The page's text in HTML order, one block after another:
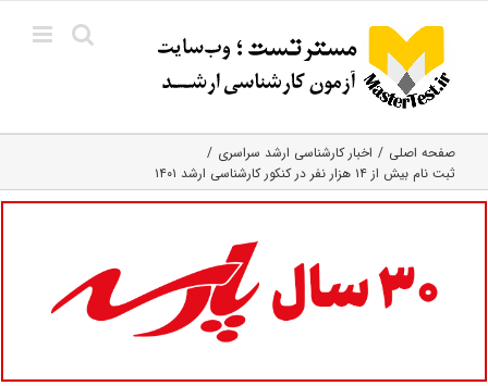
content
صفحه اصلی
اخبار کارشناسی ارشد سراسری
ثبت نام بیش از ۱۴ هزار نفر در کنکور کارشناسی ارشد ۱۴۰۱